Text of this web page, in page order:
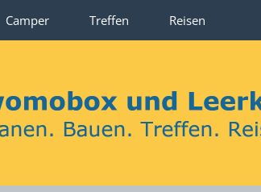
Camper Treffen Reisen